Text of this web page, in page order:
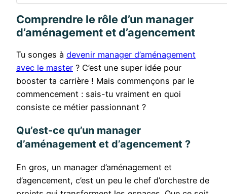
Comprendre le rôle d’un manager
d’aménagement et d’agencement
Tu songes à devenir manager d’aménagement
avec le master ? C’est une super idée pour
booster ta carrière ! Mais commençons par le
commencement : sais-tu vraiment en quoi
consiste ce métier passionnant ?
Qu’est-ce qu’un manager
d’aménagement et d’agencement ?
En gros, un manager d’aménagement et
d’agencement, c’est un peu le chef d’orchestre de